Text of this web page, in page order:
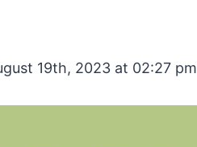
19th, 2023 at 02:27 pm